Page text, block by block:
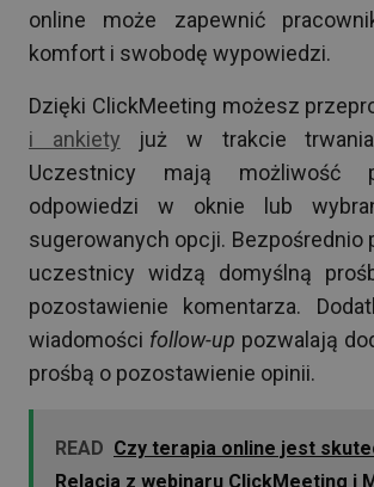
online może zapewnić
komfort i swobodę wypowiedzi.
Dzięki ClickMeeting możesz
i ankiety już w trakcie trwania
Uczestnicy mają możliwość
odpowiedzi w oknie lub
sugerowanych opcji. Bezpośrednio
uczestnicy widzą domyślną
pozostawienie komentarza.
wiadomości follow-up pozwalają
prośbą o pozostawienie opinii.
READ Czy terapia online jest
Relacja z webinaru ClickMeeting i